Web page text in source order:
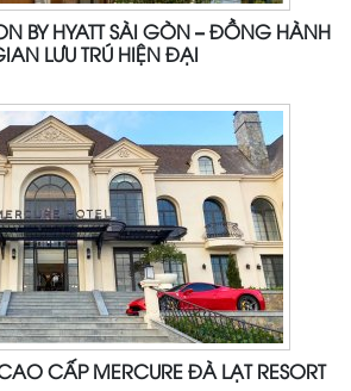
BY HYATT SÀI GÒN – ĐỒNG HÀNH
LƯU TRÚ HIỆN ĐẠI
CẤP MERCURE ĐÀ LẠT RESORT